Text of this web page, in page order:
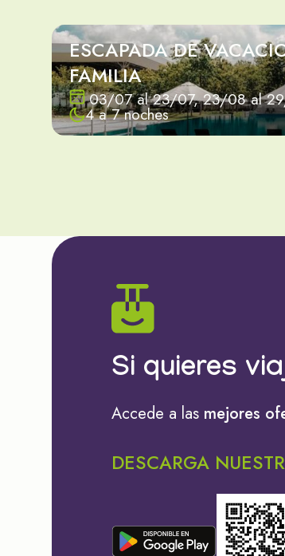
ESCAPADA DE
FAMILIA
03/07 al 23/07, 23/08 al
4 a 7 noches
Si quieres
Accede a las mejores
DESCARGA